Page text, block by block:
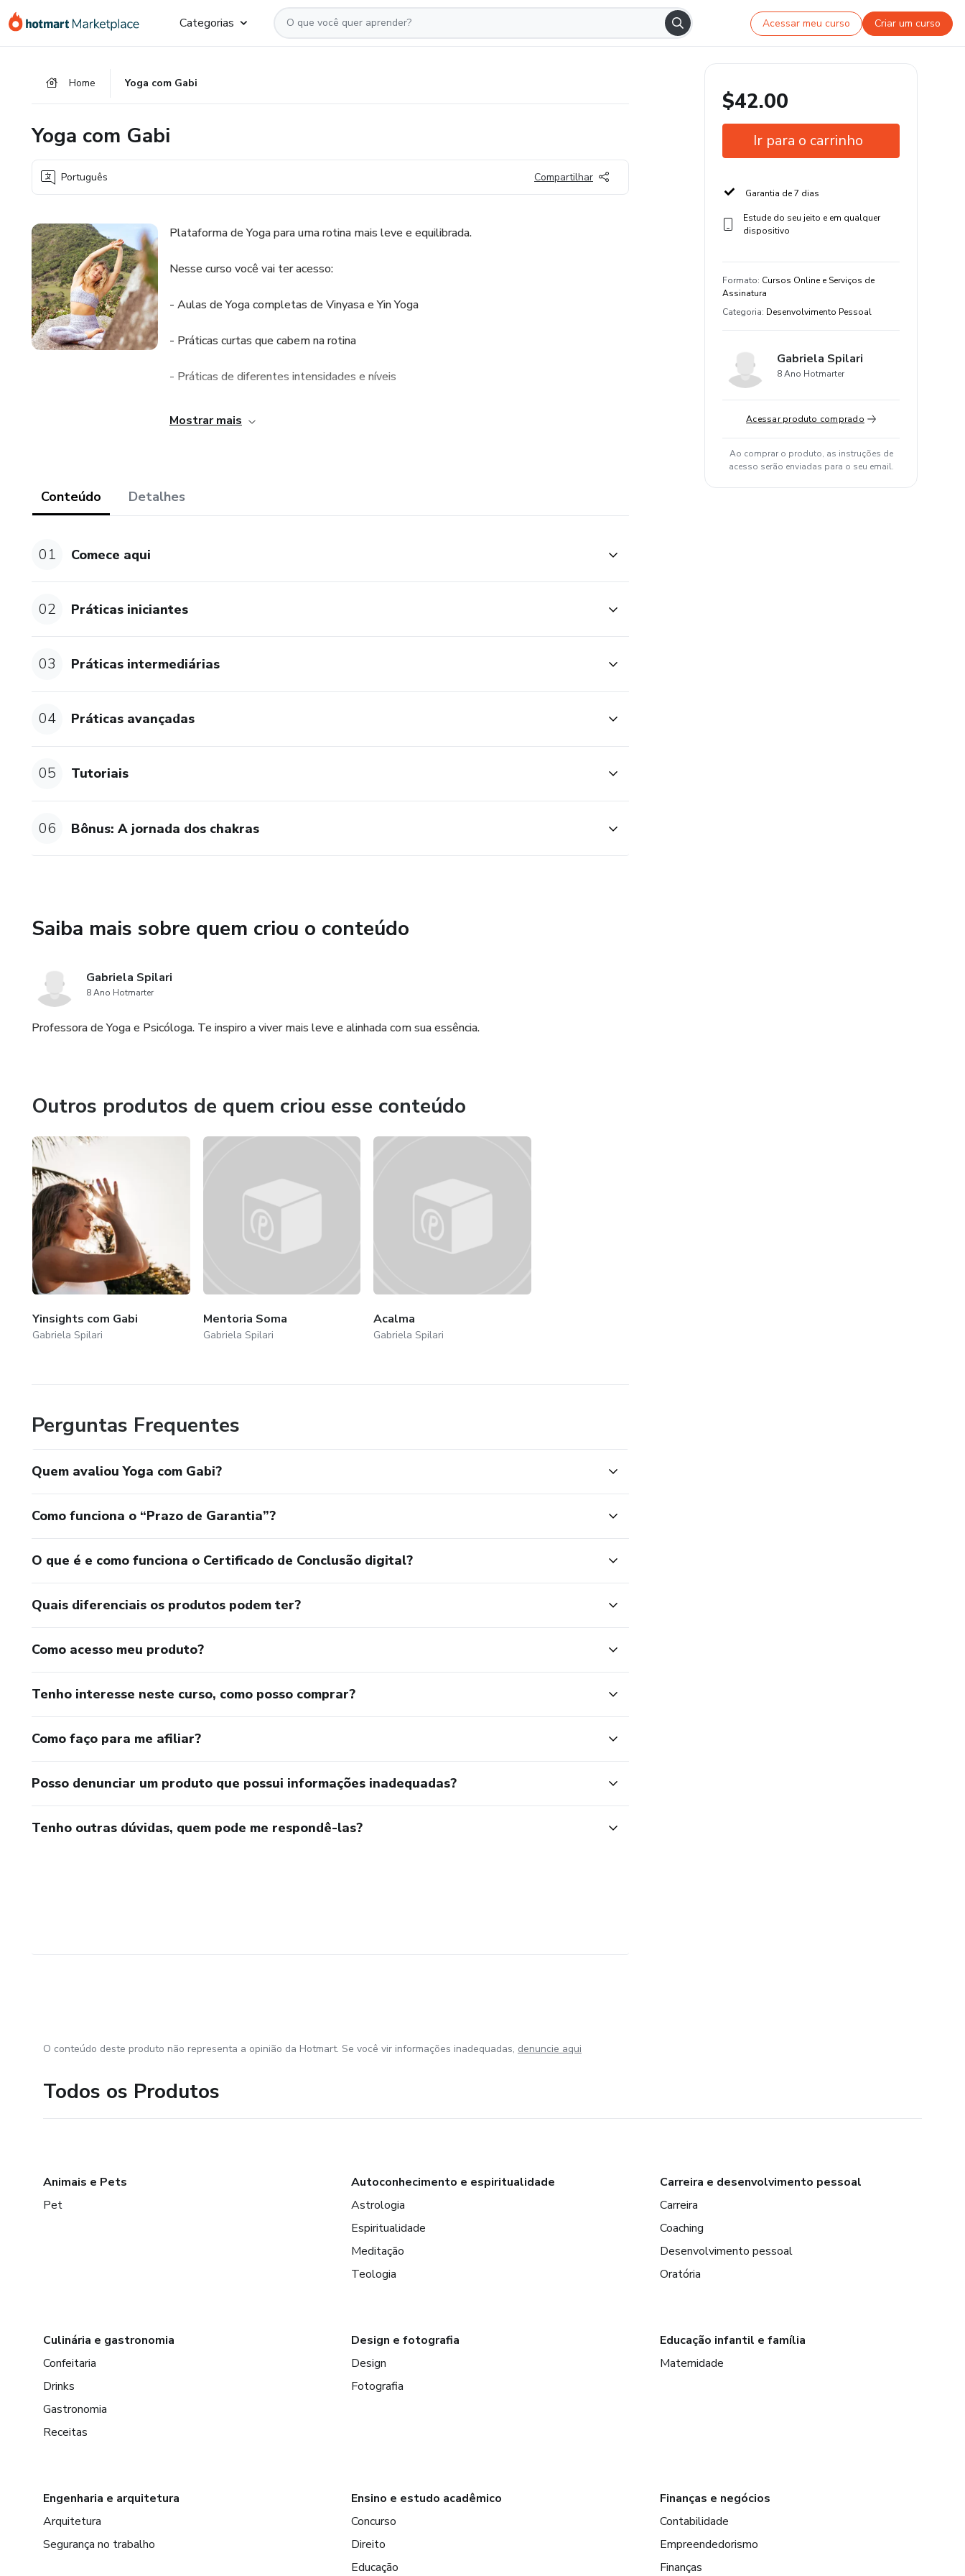
para
para
para
Categorias Acessar meu curso Criar um curso
Home Yoga com Gabi
Yoga com Gabi
Português Compartilhar
Plataforma de Yoga para uma rotina mais leve e equilibrada.
Nesse curso você vai ter acesso:
- Aulas de Yoga completas de Vinyasa e Yin Yoga
- Práticas curtas que cabem na rotina
- Práticas de diferentes intensidades e níveis
- Tutoriais para iniciantes no Yoga
Mostrar mais
Conteúdo Detalhes
01 Comece aqui
02 Práticas iniciantes
03 Práticas intermediárias
04 Práticas avançadas
05 Tutoriais
06 Bônus: A jornada dos chakras
Saiba mais sobre quem criou o conteúdo
Gabriela Spilari
8 Ano Hotmarter
Professora de Yoga e Psicóloga. Te inspiro a viver mais leve e alinhada com sua essência.
Outros produtos de quem criou esse conteúdo
Yinsights com Gabi
Gabriela Spilari
Mentoria Soma
Gabriela Spilari
Acalma
Gabriela Spilari
Perguntas Frequentes
Quem avaliou Yoga com Gabi?
Como funciona o “Prazo de Garantia”?
O que é e como funciona o Certificado de Conclusão digital?
Quais diferenciais os produtos podem ter?
Como acesso meu produto?
Tenho interesse neste curso, como posso comprar?
Como faço para me afiliar?
Posso denunciar um produto que possui informações inadequadas?
Tenho outras dúvidas, quem pode me respondê-las?
$42.00
Ir para o carrinho
Garantia de 7 dias
Estude do seu jeito e em qualquer
dispositivo
Formato: Cursos Online e Serviços de
Assinatura
Categoria: Desenvolvimento Pessoal
Gabriela Spilari
8 Ano Hotmarter
Acessar produto comprado
Ao comprar o produto, as instruções de
acesso serão enviadas para o seu email.
O conteúdo deste produto não representa a opinião da Hotmart. Se você vir informações inadequadas, denuncie aqui
Todos os Produtos
Animais e Pets
Pet
Autoconhecimento e espiritualidade
Astrologia
Espiritualidade
Meditação
Teologia
Carreira e desenvolvimento pessoal
Carreira
Coaching
Desenvolvimento pessoal
Oratória
Culinária e gastronomia
Confeitaria
Drinks
Gastronomia
Receitas
Design e fotografia
Design
Fotografia
Educação infantil e família
Maternidade
Engenharia e arquitetura
Arquitetura
Segurança no trabalho
Ensino e estudo acadêmico
Concurso
Direito
Educação
Finanças e negócios
Contabilidade
Empreendedorismo
Finanças